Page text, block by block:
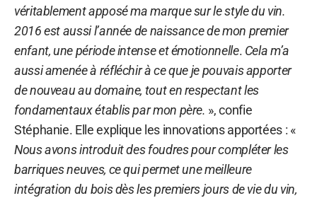
véritablement apposé ma marque sur le style du vin.
2016 est aussi l’année de naissance de mon premier
enfant, une période intense et émotionnelle. Cela m’a
aussi amenée à réfléchir à ce que je pouvais apporter
de nouveau au domaine, tout en respectant les
fondamentaux établis par mon père. », confie
Stéphanie. Elle explique les innovations apportées : «
Nous avons introduit des foudres pour compléter les
barriques neuves, ce qui permet une meilleure
intégration du bois dès les premiers jours de vie du vin,